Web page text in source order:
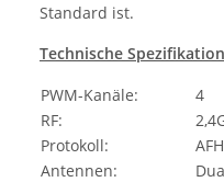
Standard ist.
Technische
PWM-Kanäle:
4
RF:
Protokoll:
Antennen: